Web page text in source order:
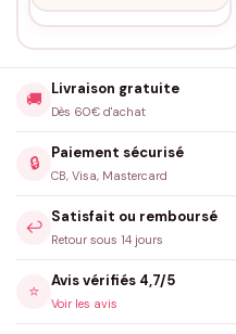
🚚
Livraison gratuite
Dès 60€ d'achat
🔒
Paiement sécurisé
CB, Visa, Mastercard
↩️
Satisfait ou remboursé
Retour sous 14 jours
⭐
Avis vérifiés 4,7/5
Voir les avis